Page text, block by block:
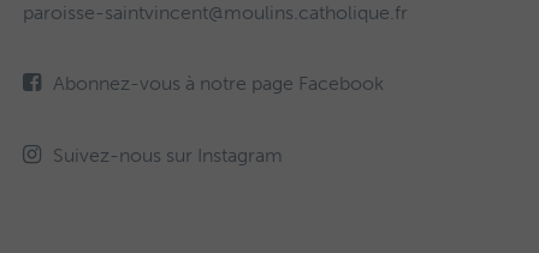
paroisse-saintvincent@moulins.catholique.fr
Abonnez-vous à notre page Facebook
Suivez-nous sur Instagram